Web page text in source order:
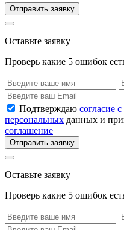
Отправить заявку
Оставьте заявку
Проверь какие 5 ошибок
Подтверждаю согласие
персональных данных и
соглашение
Отправить заявку
Оставьте заявку
Проверь какие 5 ошибок